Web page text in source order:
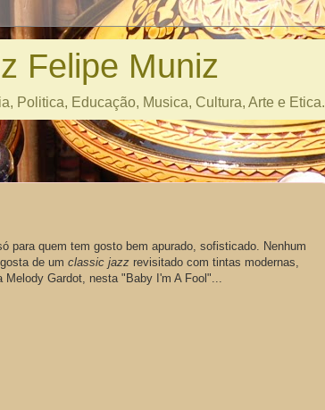
Felipe Muniz
Politica, Educação, Musica, Cultura, Arte e Etica.
para quem tem gosto bem apurado, sofisticado. Nenhum
de um classic jazz revisitado com tintas modernas,
Melody Gardot, nesta "Baby I'm A Fool"...